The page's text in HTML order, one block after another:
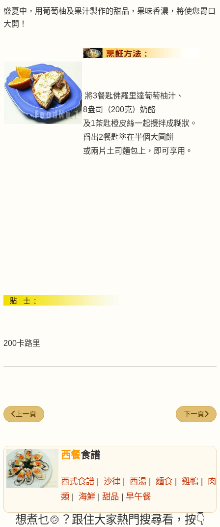
盛夏中，用葡萄柚及果汁製作的甜品，果味香濃，將使您胃口
大開！
將3餐匙佛羅里達葡萄柚汁、
8盎司（200克）奶酪
及1茶匙橙皮絲一起攪拌成糊狀。
舀出2餐匙塗在半個大圓餅
或兩片土司麵包上，即可享用。
200卡路里
上一篇文章: 佛羅里達柑橘聖代
上一頁 下一篇文章
下一頁
西餐食譜
西式食譜 | 沙律 | 西湯 | 麵食 | 雞鴨 | 肉
類 | 海鮮 | 甜品 | 早午餐
想煮乜🍲？跟住大家熱門搜尋看，按👇